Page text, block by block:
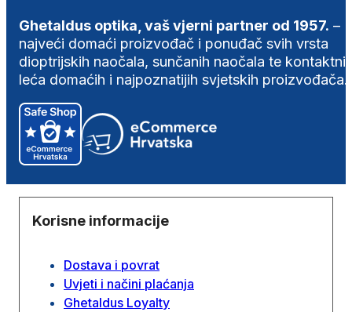
Ghetaldus optika, vaš vjerni partner od 1957. –
najveći domaći proizvođač i ponuđač svih vrsta
dioptrijskih naočala, sunčanih naočala te
leća domaćih i najpoznatijih svjetskih proizvođača.
Korisne informacije
Dostava i povrat
Uvjeti i načini plaćanja
Ghetaldus Loyalty